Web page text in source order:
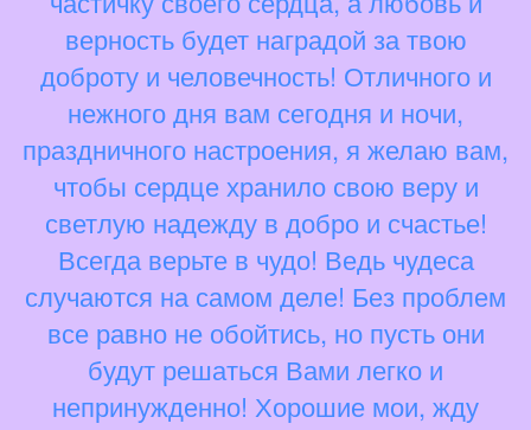
верность будет наградой за твою
доброту и человечность! Отличного и
нежного дня вам сегодня и ночи,
праздничного настроения, я желаю вам,
чтобы сердце хранило свою веру и
светлую надежду в добро и счастье!
Всегда верьте в чудо! Ведь чудеса
случаются на самом деле! Без проблем
все равно не обойтись, но пусть они
будут решаться Вами легко и
непринужденно! Хорошие мои, жду